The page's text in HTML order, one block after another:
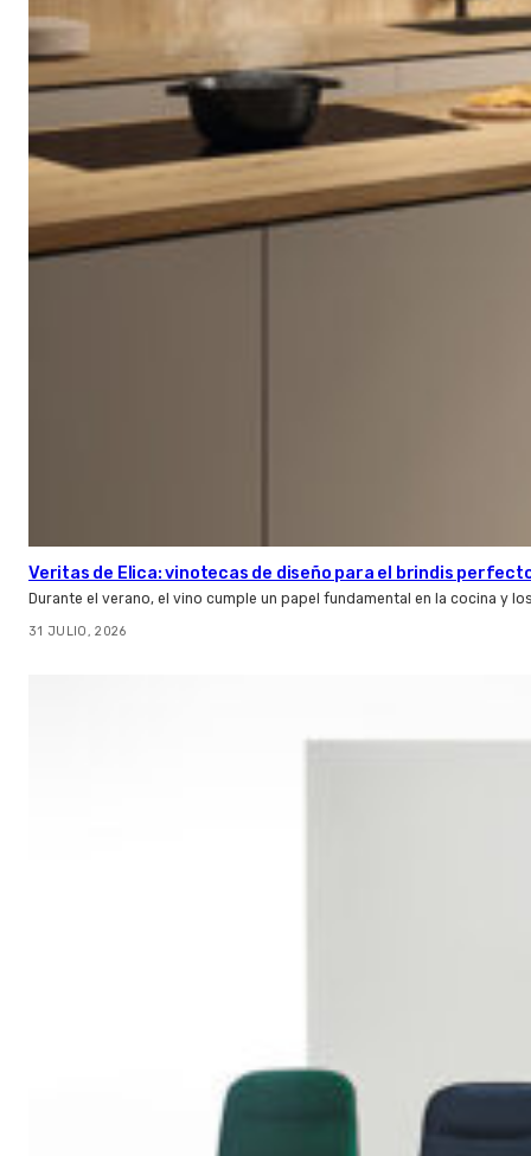
Veritas de Elica: vinotecas de diseño para el brindis
Durante el verano, el vino cumple un papel fundamental en la cocina y
31 JULIO, 2026